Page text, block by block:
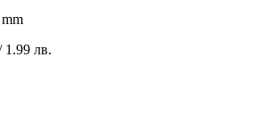
1.99 лв.